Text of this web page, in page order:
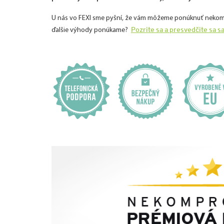
U nás vo FEXI sme pyšní, že vám môžeme ponúknuť
ďalšie výhody ponúkame? Pozrite sa a presvedčite sa